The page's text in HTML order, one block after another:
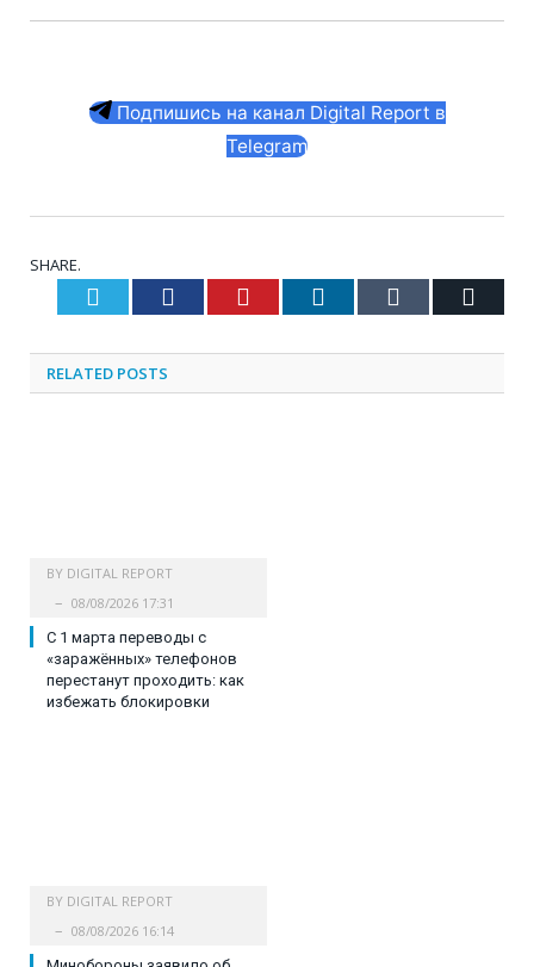
Подпишись на канал Digital Report в
Telegram
SHARE.
Twitter Facebook Pinterest LinkedIn Tumblr
RELATED POSTS
BY DIGITAL REPORT
08/08/2026 17:31
С 1 марта переводы с
«заражённых» телефонов
перестанут проходить: как
избежать блокировки
BY DIGITAL REPORT
08/08/2026 16:14